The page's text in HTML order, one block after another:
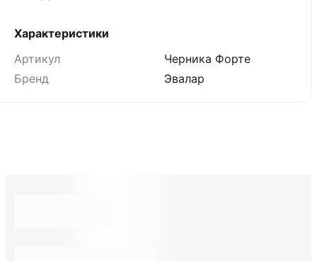
Характеристики
Артикул
Черника Форте
Бренд
Эвалар